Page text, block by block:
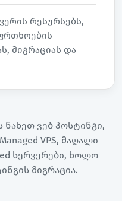
რესურსებს,
მიგრაციას და
ნახეთ ვებ ჰოსტინგი,
Managed VPS, მაღალი
სერვერები, ხოლო
მიგრაცია.